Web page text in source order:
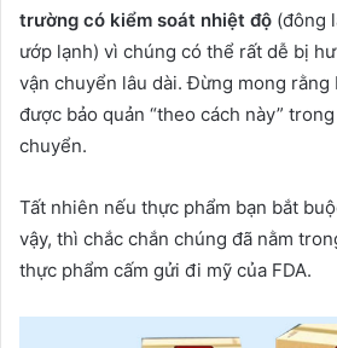
trường có kiểm soát nhiệt độ (đông
ướp lạnh) vì chúng có thể rất dễ bị
vận chuyển lâu dài. Đừng mong rằng
được bảo quản “theo cách này”
chuyển.
Tất nhiên nếu thực phẩm bạn bắt
vậy, thì chắc chắn chúng đã nằm
thực phẩm cấm gửi đi mỹ của FDA.